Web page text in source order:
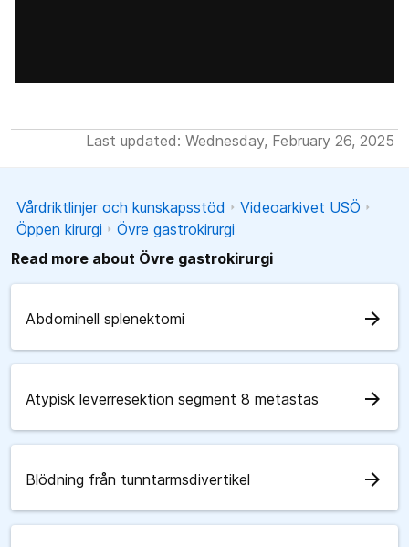
Last updated: Wednesday, February 26, 2025
Vårdriktlinjer och kunskapsstöd
Videoarkivet USÖ
Öppen kirurgi
Övre gastrokirurgi
Read more about Övre gastrokirurgi
Abdominell splenektomi arrow_forward
Atypisk leverresektion segment 8 metastas arrow_forward
Blödning från tunntarmsdivertikel arrow_forward